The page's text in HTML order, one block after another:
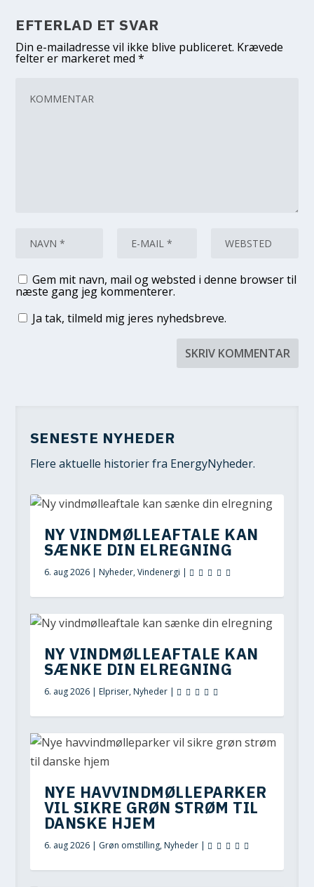
EFTERLAD ET SVAR
Din e-mailadresse vil ikke blive publiceret. Krævede
felter er markeret med*
Gem mit navn, mail og websted i denne browser til
næste gang jeg kommenterer.
Ja tak, tilmeld mig jeres nyhedsbreve.
SENESTE NYHEDER
Flere aktuelle historier fra EnergyNyheder.
NY VINDMØLLEAFTALE KAN
SÆNKE DIN ELREGNING
6. aug 2026| Nyheder,Vindenergi |
NY VINDMØLLEAFTALE KAN
SÆNKE DIN ELREGNING
6. aug 2026| Elpriser,Nyheder|
NYE HAVVINDMØLLEPARKER
VIL SIKRE GRØN STRØM TIL
DANSKE HJEM
6. aug 2026| Grøn omstilling,Nyheder|